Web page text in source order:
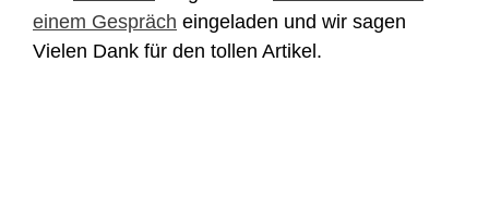
einem Gespräch eingeladen und wir sagen
Vielen Dank für den tollen Artikel.